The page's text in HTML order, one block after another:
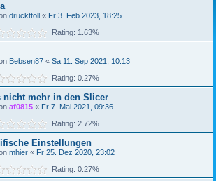
druckttoll « Fr 3. Feb 2023, 18:25
Rating: 1.63%
Bebsen87 « Sa 11. Sep 2021, 10:13
Rating: 0.27%
nicht mehr in den Slicer
af0815 « Fr 7. Mai 2021, 09:36
Rating: 2.72%
Einstellungen
mhier « Fr 25. Dez 2020, 23:02
Rating: 0.27%